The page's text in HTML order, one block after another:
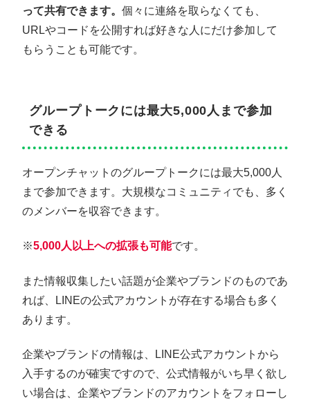
って共有できます。 個々に連絡を取らなくても、
URLやコードを公開すれば好きな人にだけ参加して
もらうことも可能です。
グループトークには最大5,000人まで参加
できる
オープンチャットのグループトークには最大5,000人
まで参加できます。大規模なコミュニティでも、多く
のメンバーを収容できます。
※5,000人以上への拡張も可能です。
また情報収集したい話題が企業やブランドのものであ
れば、LINEの公式アカウントが存在する場合も多く
あります。
企業やブランドの情報は、LINE公式アカウントから
入手するのが確実ですので、公式情報がいち早く欲し
い場合は、企業やブランドのアカウントをフォローし